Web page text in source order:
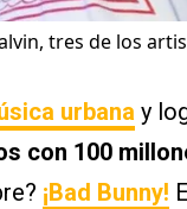
tres de los
urbana y
con 100
¡Bad Bunny!